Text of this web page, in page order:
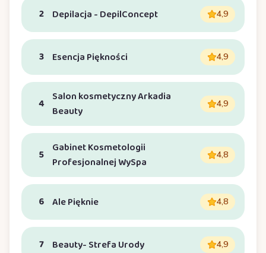
2 Depilacja - DepilConcept 4,9
3 Esencja Piękności 4,9
4 Salon kosmetyczny Arkadia
Beauty
4,9
5 Gabinet Kosmetologii
Profesjonalnej WySpa
4,8
6 Ale Pięknie 4,8
7 Beauty- Strefa Urody 4,9